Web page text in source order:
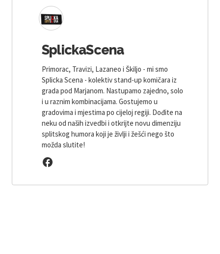
SplickaScena
Primorac, Travizi, Lazaneo i Škiljo - mi smo
Splicka Scena - kolektiv stand-up komičara iz
grada pod Marjanom. Nastupamo zajedno, solo
i u raznim kombinacijama. Gostujemo u
gradovima i mjestima po cijeloj regiji. Dođite na
neku od naših izvedbi i otkrijte novu dimenziju
splitskog humora koji je življi i žešći nego što
možda slutite!